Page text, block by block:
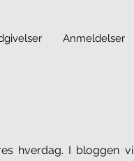
Anmeldelser
hverdag. I bloggen